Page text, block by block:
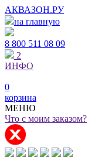
АКВАЗОН.РУ
на главную
8 800 511 08 09
2
ИНФО
0
корзина
МЕНЮ
Что с моим заказом?